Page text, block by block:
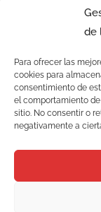
de
Para ofrecer las
cookies para
consentimiento de
el comportamiento
sitio. No consentir o
negativamente a
C/
08223